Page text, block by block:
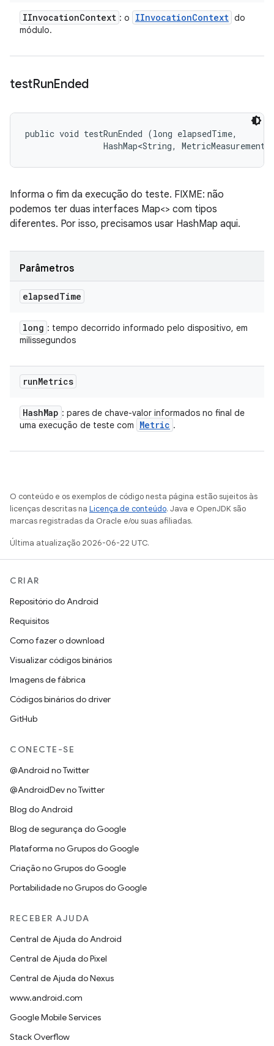
IInvocationContext : o IInvocationContext do
módulo.
testRunEnded
public void testRunEnded (long elapsedTime,
HashMap<String,
Informa o fim da execução do teste. FIXME: não
podemos ter duas interfaces Map<> com tipos
diferentes. Por isso, precisamos usar HashMap aqui.
Parâmetros
elapsedTime
long : tempo decorrido informado pelo dispositivo, em
milissegundos
runMetrics
HashMap : pares de chave-valor informados no final de
uma execução de teste com
Metric .
O conteúdo e os exemplos de código nesta página estão sujeitos às
licenças descritas na Licença de conteúdo. Java e OpenJDK são
marcas registradas da Oracle e/ou suas afiliadas.
Última atualização 2026-06-22 UTC.
CRIAR
Repositório do Android
Requisitos
Como fazer o download
Visualizar códigos binários
Imagens de fábrica
Códigos binários do driver
GitHub
CONECTE-SE
@Android no Twitter
@AndroidDev no Twitter
Blog do Android
Blog de segurança do Google
Plataforma no Grupos do Google
Criação no Grupos do Google
Portabilidade no Grupos do Google
RECEBER AJUDA
Central de Ajuda do Android
Central de Ajuda do Pixel
Central de Ajuda do Nexus
www.android.com
Google Mobile Services
Stack Overflow